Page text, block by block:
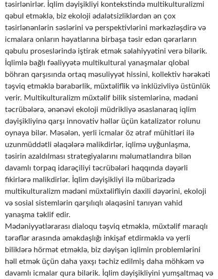
təsirlənirlər. İqlim dəyişikliyi kontekstində multikulturalizmi
qəbul etməklə, biz ekoloji ədalətsizliklərdən ən çox
təsirlənənlərin səslərini və perspektivlərini mərkəzləşdirə və
icmalara onların həyatlarına birbaşa təsir edən qərarların
qəbulu proseslərində iştirak etmək səlahiyyətini verə bilərik.
İqlimlə bağlı fəaliyyətə multikultural yanaşmalar qlobal
böhran qarşısında ortaq məsuliyyət hissini, kollektiv hərəkəti
təşviq etməklə bərabərlik, müxtəliflik və inklüzivliyə üstünlük
verir. Multikulturalizm müxtəlif bilik sistemlərinə, mədəni
təcrübələrə, ənənəvi ekoloji müdrikliyə əsaslanaraq iqlim
dəyişikliyinə qarşı innovativ həllər üçün katalizator rolunu
oynaya bilər. Məsələn, yerli icmalar öz ətraf mühitləri ilə
uzunmüddətli əlaqələrə malikdirlər, iqlimə uyğunlaşma,
təsirin azaldılması strategiyalarını məlumatlandıra bilən
davamlı torpaq idarəçiliyi təcrübələri haqqında dəyərli
fikirlərə malikdirlər. İqlim dəyişikliyi ilə mübarizədə
multikulturalizm mədəni müxtəlifliyin daxili dəyərini, ekoloji
və sosial sistemlərin qarşılıqlı əlaqəsini tanıyan vahid
yanaşma təklif edir.
Mədəniyyətlərarası dialoqu təşviq etməklə, müxtəlif maraqlı
tərəflər arasında əməkdaşlığı inkişaf etdirməklə və yerli
biliklərə hörmət etməklə, biz dəyişən iqlimin problemlərini
həll etmək üçün daha yaxşı təchiz edilmiş daha möhkəm və
davamlı icmalar qura bilərik. İqlim dəyişikliyini yumşaltmaq və